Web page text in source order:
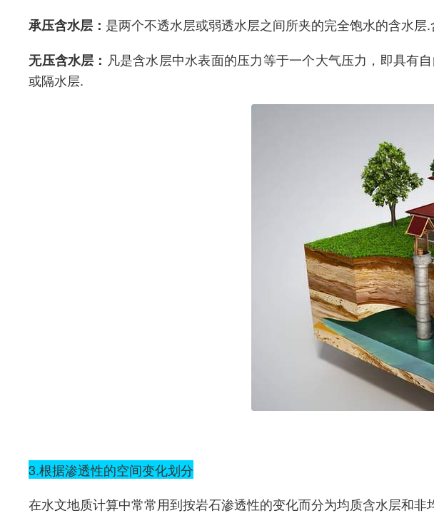
承压含水层： 是两个不透水层或弱透水层之间所夹的完全饱水的含水
无压含水层： 凡是含水层中水表面的压力等于一个大气压力，即具有
或隔水层.
3.根据渗透性的空间变化划分
在水文地质计算中常常用到按岩石渗透性的变化而分为均质含水层和非